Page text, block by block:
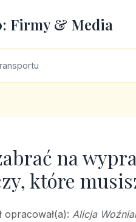
Firmy & Media
na
które
opracował(a): Alicja